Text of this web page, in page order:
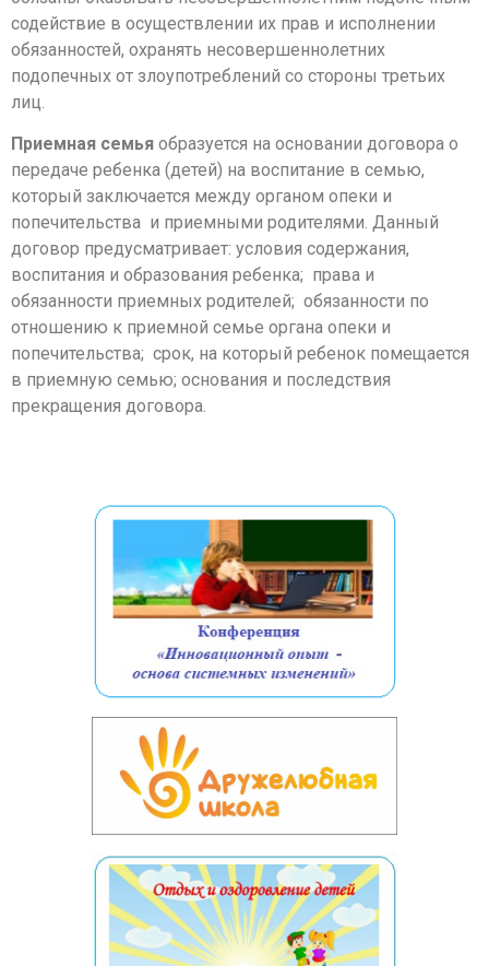
содействие в осуществлении их прав и исполнении
обязанностей, охранять несовершеннолетних
подопечных от злоупотреблений со стороны третьих
лиц.
Приемная семья образуется на основании договора о
передаче ребенка (детей) на воспитание в семью,
который заключается между органом опеки и
попечительства и приемными родителями. Данный
договор предусматривает: условия содержания,
воспитания и образования ребенка; права и
обязанности приемных родителей; обязанности по
отношению к приемной семье органа опеки и
попечительства; срок, на который ребенок помещается
в приемную семью; основания и последствия
прекращения договора.